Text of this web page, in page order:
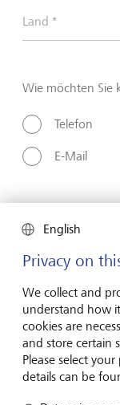
Land *
Wie möchten Sie
Telefon
E-Mail
Ich habe
English
Privacy on
We collect and
understand how
cookies are
and store certain
Please select
details can be